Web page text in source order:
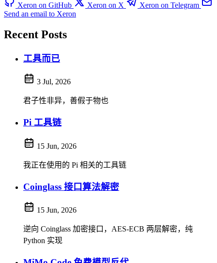
Xeron on GitHub
Xeron on X
Xeron on Telegram
Send an email to Xeron
Recent Posts
工具而已
3 Jul, 2026
君子性非异，善假于物也
Pi 工具链
15 Jun, 2026
我正在使用的 Pi 相关的工具链
Coinglass 接口算法解密
15 Jun, 2026
逆向 Coinglass 加密接口，AES-ECB 两层解密，纯
Python 实现